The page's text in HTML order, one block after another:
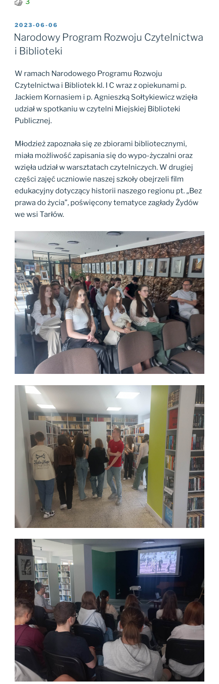
OPUBLIKOWANE
W
2023-06-06
Narodowy Program Rozwoju Czytelnictwa
i Biblioteki
W ramach Narodowego Programu Rozwoju
Czytelnictwa i Bibliotek kl. I C wraz z opiekunami p.
Jackiem Kornasiem i p. Agnieszką Sołtykiewicz wzięła
udział w spotkaniu w czytelni Miejskiej Biblioteki
Publicznej.
Młodzież zapoznała się ze zbiorami bibliotecznymi,
miała możliwość zapisania się do wypo-życzalni oraz
wzięła udział w warsztatach czytelniczych. W drugiej
części zajęć uczniowie naszej szkoły obejrzeli film
edukacyjny dotyczący historii naszego regionu pt. „Bez
prawado życia”, poświęcony tematyce zagłady Żydów
we wsi Tarłów.